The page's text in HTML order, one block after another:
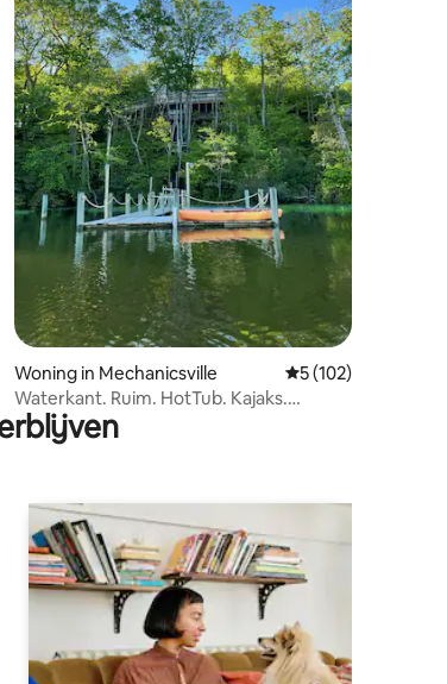
van 4,94 op 5, 194 recensies
Woning in Mechanicsville Gemiddelde
5 (102)
Waterkant. Ruim. HotTub. Kajaks.
HondenVriendelijk.